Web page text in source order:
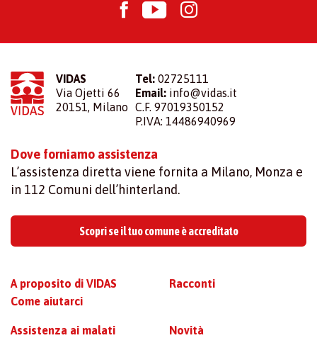
VIDAS
Via Ojetti 66
20151, Milano
Tel: 02725111
Email: info@vidas.it
C.F. 97019350152
P.IVA: 14486940969
Dove forniamo assistenza
L’assistenza diretta viene fornita a Milano, Monza e
in 112 Comuni dell’hinterland.
Scopri se il tuo comune è accreditato
A proposito di VIDAS
Come aiutarci
Assistenza ai malati
Racconti
Novità